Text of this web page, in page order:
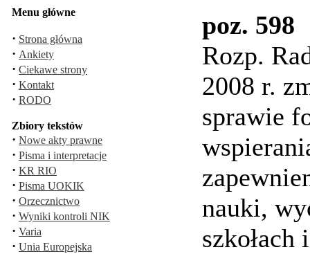
Menu główne
· Strona główna
· Ankiety
· Ciekawe strony
· Kontakt
· RODO
Zbiory tekstów
· Nowe akty prawne
· Pisma i interpretacje
· KR RIO
· Pisma UOKIK
· Orzecznictwo
· Wyniki kontroli NIK
· Varia
· Unia Europejska
poz. 598
Rozp.
2008 r.
sprawie
nauki,
szkołach